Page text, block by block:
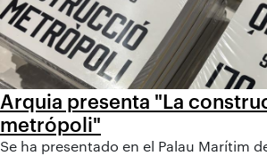
Arquia presenta "La
metrópoli"
Se ha presentado en el Palau Marítim